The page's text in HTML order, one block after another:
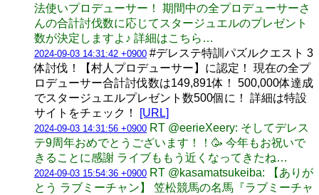
法使いプロデューサー！ 期間中の全プロデューサーさ
んの合計討伐数に応じてスタージュエルのプレゼント
数が決定しますよ♪ 詳細はこちら…
2024-09-03 14:31:42 +0900 #デレステ特訓パズルクエスト 3
体討伐！【村人プロデューサー】に認定！ 現在の全プ
ロデューサー合計討伐数は149,891体！ 500,000体達成
でスタージュエルプレゼント数500個に！ 詳細は特設
サイトをチェック！
[URL]
2024-09-03 14:31:56 +0900 RT @eerieXeery: そしてデレス
テ9周年おめでとうございます！！🥳 今年もお祝いで
きることに感謝 ライブももう近くなってきたね…
2024-09-03 15:54:36 +0900 RT @kasamatsukeiba: 【ありが
とう ラブミーチャン】 笠松競馬の名馬『ラブミーチャ